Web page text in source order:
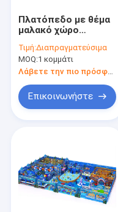
Πλατόπεδο με θέμα
μαλακό χώρο
εσωτερικός χώρος
παιχνιδιού για παιδιά
Τιμή:Διαπραγματεύσιμα
MOQ:1 κομμάτι
Λάβετε την πιο πρόσφατη τιμή
Επικοινωνήστε